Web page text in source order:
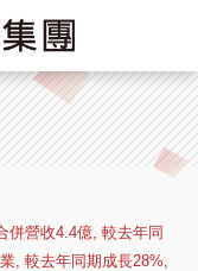
併營收4.4億, 較去年同
, 較去年同期成長28%,